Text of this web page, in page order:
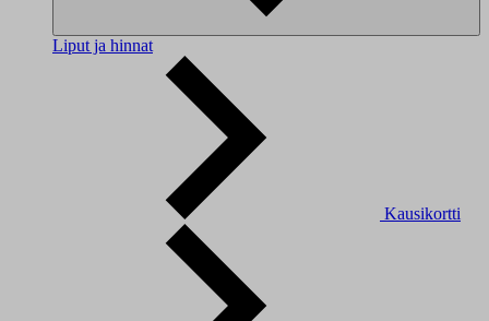
Liput ja hinnat
Kausikortti